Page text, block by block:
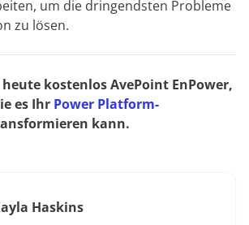
um die dringendsten Probleme
zu lösen.
heute kostenlos AvePoint EnPower,
es Ihr Power Platform-
kann.
Haskins